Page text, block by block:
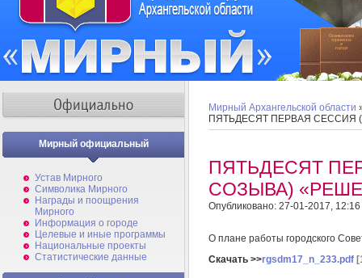
Мирный официальный
Устав Мирного
Символика Мирного
Награды и поощрения
Мирного
Информация о городе
Целевые и иные программы
Национальные проекты
Статистические данные
Мирный Архангельской области
ПЯТЬДЕСЯТ ПЕРВАЯ СЕССИЯ
ПЯТЬДЕСЯТ
СОЗЫВА)
Опубликовано: 27-01-2017, 12:16
О плане работы городского
Скачать >>rgsdm17_n_233.pdf